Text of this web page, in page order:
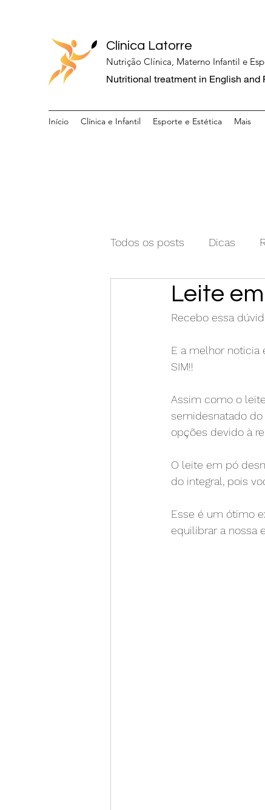
Clínica Latorre
Nutrição Clínica, Materno Infantil e
Nutritional treatment in English and
Início Clínica e Infantil Esporte e Estética Mais
Todos os posts Dicas
Leite
Recebo essa
E a melhor noticia
SIM!!
Assim como o
semidesnatado
opções devido à
O leite em pó
do integral, pois
Esse é um ótimo
equilibrar a nossa